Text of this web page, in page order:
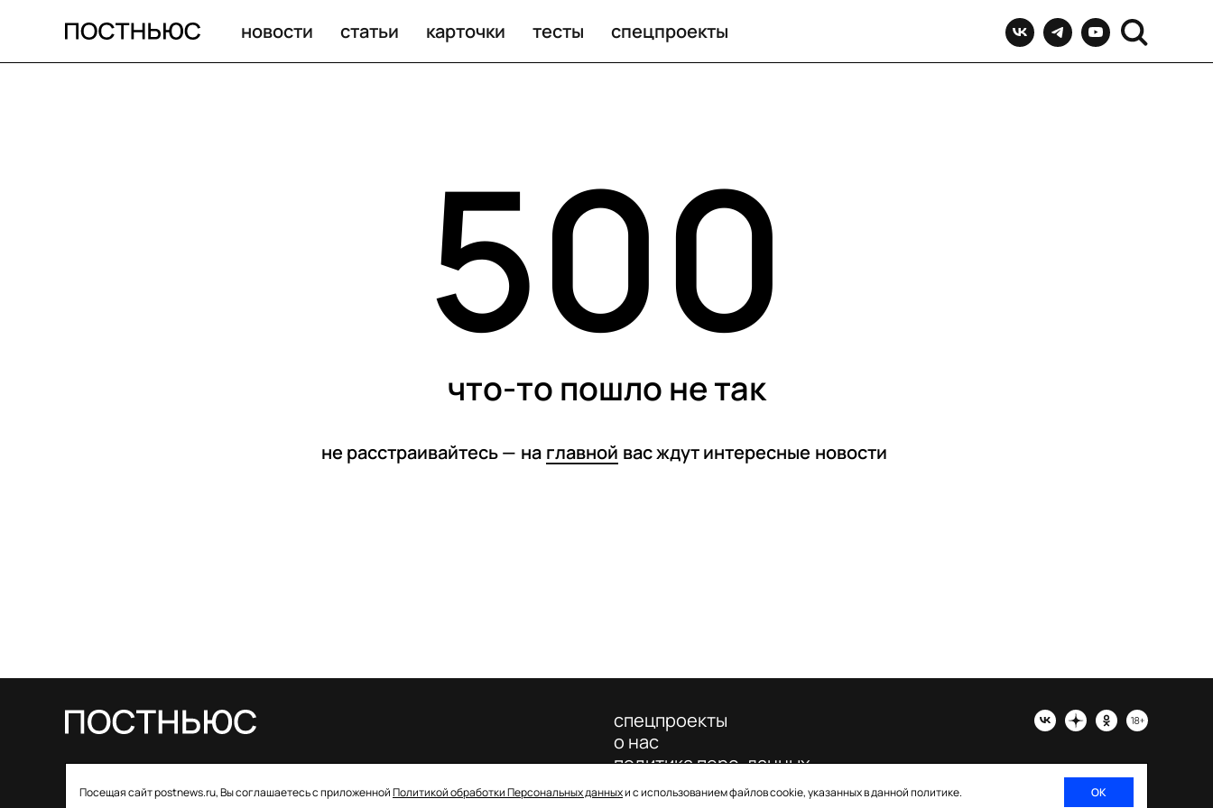
новости статьи карточки тесты спецпроекты
500
что-то пошло не так
не расстраивайтесь — на главной вас ждут интересные новости
Посещая сайт postnews.ru, Вы соглашаетесь с приложеннойПолитикой обработки Персональных данныхи с использованием файлов cookie, указанных в данной политике. ОК
о регистрации СМИ: ЭЛ № ФС 77–85757 от 22 августа
спецпроекты
о нас
политика перс. данных